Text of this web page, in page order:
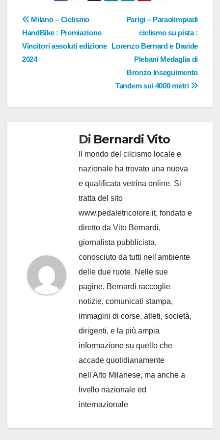
Navigazione
articoli
Parigi – Paraolimpiadi
ciclismo su pista :
Lorenzo Bernard e Davide
Plebani Medaglia di
Bronzo Inseguimento
Tandem sui 4000 metri
Milano – Ciclismo
HandBike : Premiazione
Vincitori assoluti edizione
2024
Di Bernardi Vito
Il mondo del cilcismo locale e
nazionale ha trovato una nuova
e qualificata vetrina online. Si
tratta del sito
www.pedaletricolore.it, fondato e
diretto da Vito Bernardi,
giornalista pubblicista,
conosciuto da tutti nell'ambiente
delle due ruote. Nelle sue
pagine, Bernardi raccoglie
notizie, comunicati stampa,
immagini di corse, atleti, società,
dirigenti, e la più ampia
informazione su quello che
accade quotidianamente
nell'Alto Milanese, ma anche a
livello nazionale ed
internazionale